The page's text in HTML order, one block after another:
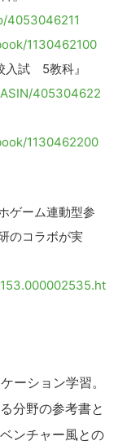
4053046211
1130462100
試 5教科』
405304622
1130462200
ゲーム連動型参
のコラボが実
ーション学習。
分野の参考書と
ンチャー風との